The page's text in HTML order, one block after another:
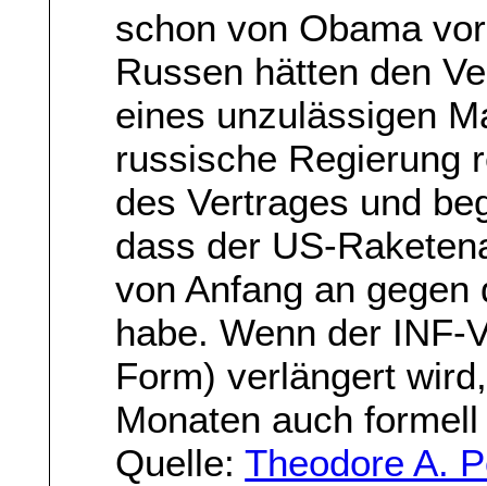
schon von Obama
Russen hätten den
eines unzulässigen
russische Regierung
des Vertrages und
dass der US-
von Anfang an
habe. Wenn der INF-
Form) verlängert
Monaten auch
Quelle:Theodore A.